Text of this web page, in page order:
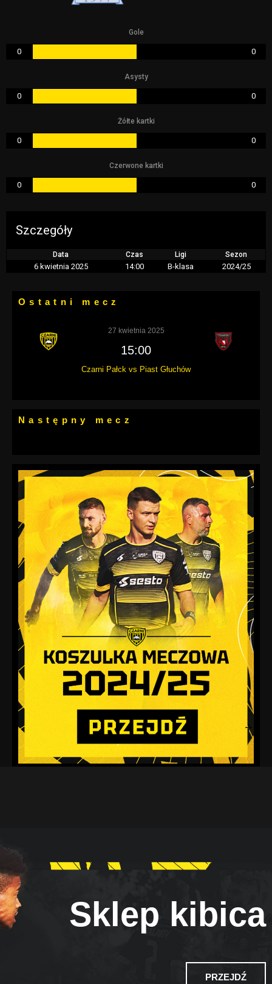
Gole
0 0
Asysty
0 0
Żółte kartki
0 0
Czerwone kartki
0 0
Szczegóły
Data Czas Ligi Sezon
6 kwietnia 2025 14:00 B-klasa 2024/25
Ostatni mecz
27 kwietnia 2025
15:00
Czarni Pałck vs Piast Głuchów
Następny mecz
Sklep kibica
PRZEJDŹ